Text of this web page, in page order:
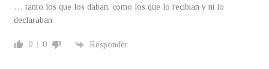
… tanto los que los daban, como los que lo recibian y ni lo
declaraban
0 0 Responder